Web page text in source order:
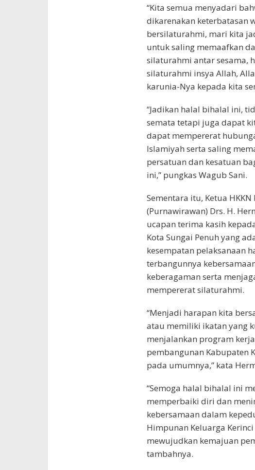
“Kita semua menyadari
dikarenakan keterbatasan
bersilaturahmi, mari kita
untuk saling memaafkan
silaturahmi antar sesama,
silaturahmi insya Allah,
karunia-Nya kepada kita
“Jadikan halal bihalal ini,
semata tetapi juga dapat
dapat mempererat
Islamiyah serta saling
persatuan dan kesatuan
ini,” pungkas Wagub Sani.
Sementara itu, Ketua
(Purnawirawan) Drs. H.
ucapan terima kasih
Kota Sungai Penuh yang
kesempatan pelaksanaan
terbangunnya
keberagaman serta
mempererat silaturahmi.
“Menjadi harapan kita
atau memiliki ikatan yang
menjalankan program
pembangunan Kabupaten
pada umumnya,” kata
“Semoga halal bihalal ini
memperbaiki diri dan
kebersamaan dalam
Himpunan Keluarga
mewujudkan kemajuan
tambahnya.